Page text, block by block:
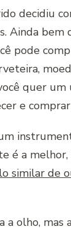
decidiu
Ainda
pode
quer
e comprar
é a
similar de
a olho, mas